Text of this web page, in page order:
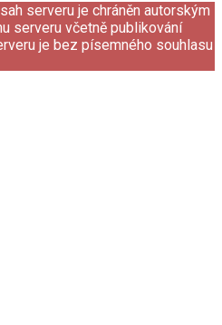
serveru je chráněn autorským
serveru včetně publikování
je bez písemného souhlasu